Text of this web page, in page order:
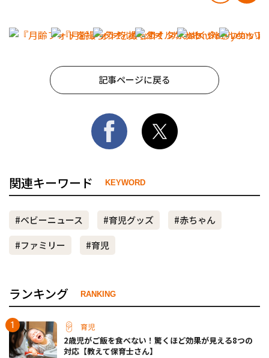
記事ページに戻る
関連キーワード KEYWORD
#ベビーニュース #育児グッズ
#赤ちゃん
#ファミリー
#育児
ランキング RANKING
育児
2歳児がご飯を食べない！驚くほど効果が見える8つの
対応【教えて保育士さん】